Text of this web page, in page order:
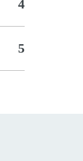
4
5